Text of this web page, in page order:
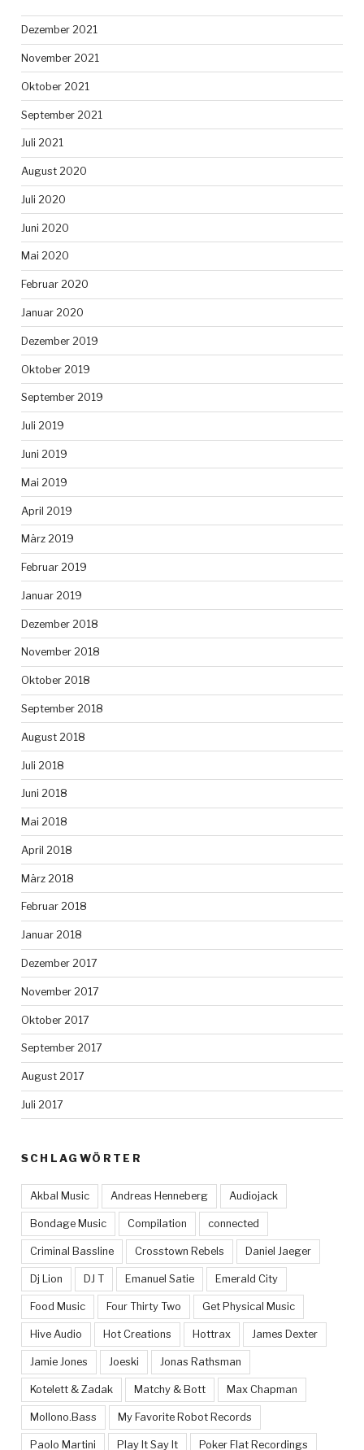
Dezember 2021
November 2021
Oktober 2021
September 2021
Juli 2021
August 2020
Juli 2020
Juni 2020
Mai 2020
Februar 2020
Januar 2020
Dezember 2019
Oktober 2019
September 2019
Juli 2019
Juni 2019
Mai 2019
April 2019
März 2019
Februar 2019
Januar 2019
Dezember 2018
November 2018
Oktober 2018
September 2018
August 2018
Juli 2018
Juni 2018
Mai 2018
April 2018
März 2018
Februar 2018
Januar 2018
Dezember 2017
November 2017
Oktober 2017
September 2017
August 2017
Juli 2017
SCHLAGWÖRTER
Akbal Music Andreas Henneberg Audiojack
Bondage Music Compilation connected
Criminal Bassline Crosstown Rebels Daniel Jaeger
Dj Lion DJ T Emanuel Satie Emerald City
Food Music Four Thirty Two Get Physical Music
Hive Audio Hot Creations Hottrax James Dexter
Jamie Jones Joeski Jonas Rathsman
Kotelett & Zadak Matchy & Bott Max Chapman
Mollono.Bass My Favorite Robot Records
Paolo Martini Play It Say It Poker Flat Recordings